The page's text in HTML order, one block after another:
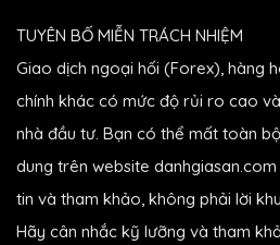
TUYÊN BỐ MIỄN TRÁCH NHIỆM
Giao dịch ngoại hối (Forex), hàng
chính khác có mức độ rủi ro cao
nhà đầu tư. Bạn có thể mất toàn
dung trên website
tin và tham khảo, không phải lời
Hãy cân nhắc kỹ lưỡng và tham